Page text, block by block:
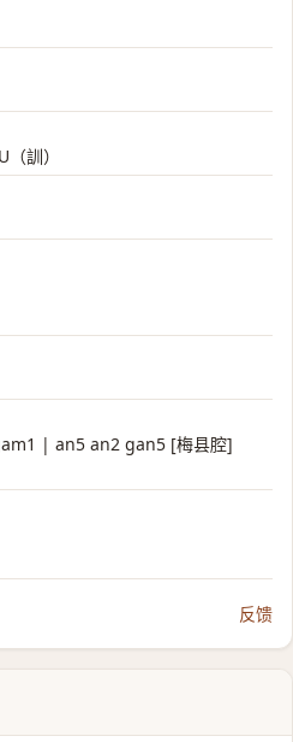
訓）
| an5 an2 gan5 [梅县腔]
反馈